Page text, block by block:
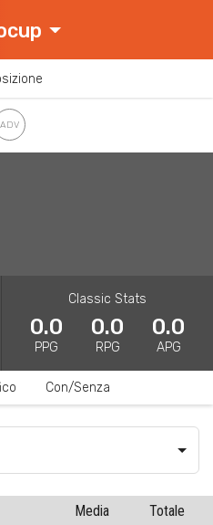
Classic Stats
0.0
PPG
0.0
RPG
0.0
APG
Con/Senza
Media
Totale